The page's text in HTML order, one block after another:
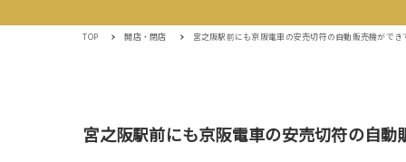
TOP 開店・閉店 宮之阪駅前にも京阪電車の安売切符の自動販売機がで
宮之阪駅前にも京阪電車の安売切符の自